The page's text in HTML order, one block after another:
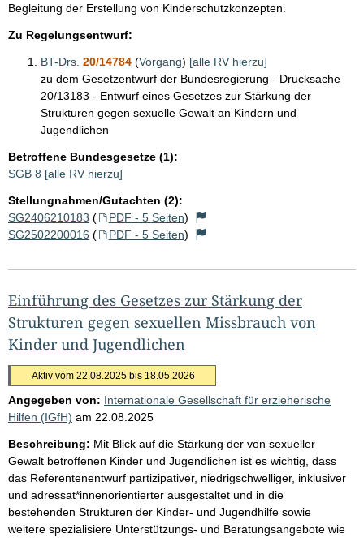
Begleitung der Erstellung von Kinderschutzkonzepten.
Zu Regelungsentwurf:
BT-Drs. 20/14784 (Vorgang) [alle RV hierzu]
zu dem Gesetzentwurf der Bundesregierung - Drucksache
20/13183 - Entwurf eines Gesetzes zur Stärkung der
Strukturen gegen sexuelle Gewalt an Kindern und
Jugendlichen
Betroffene Bundesgesetze (1):
SGB 8 [alle RV hierzu]
Stellungnahmen/Gutachten (2):
SG2406210183 ( PDF - 5 Seiten)
SG2502200016 ( PDF - 5 Seiten)
Einführung des Gesetzes zur Stärkung der
Strukturen gegen sexuellen Missbrauch von
Kinder und Jugendlichen
Aktiv vom 22.08.2025 bis 18.05.2026
Angegeben von: Internationale Gesellschaft für erzieherische
Hilfen (IGfH) am 22.08.2025
Beschreibung: Mit Blick auf die Stärkung der von sexueller
Gewalt betroffenen Kinder und Jugendlichen ist es wichtig, dass
das Referentenentwurf partizipativer, niedrigschwelliger, inklusiver
und adressat*innenorientierter ausgestaltet und in die
bestehenden Strukturen der Kinder- und Jugendhilfe sowie
weitere spezialisiere Unterstützungs- und Beratungsangebote wie